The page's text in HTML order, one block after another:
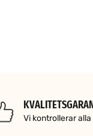
Vi kontrollerar